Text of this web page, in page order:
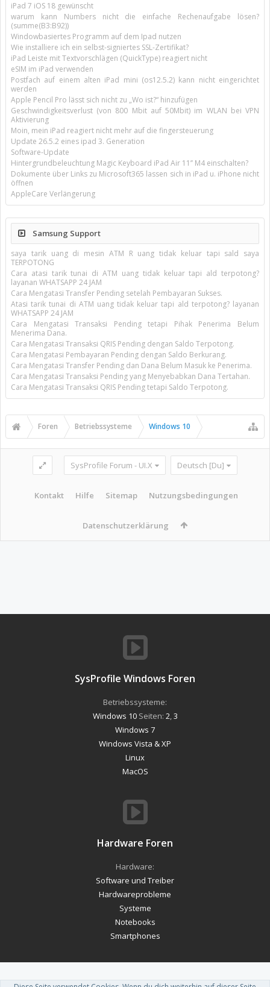
iPad 7 iOS 18 gewünscht
warum kann Numbers nicht die einfache Rechenaufgabe lösen?
(summe(B3:B92))
Windowbasiertes Programm auf dem Ipad nutzen
Wie installiere ich ein selbst-signiertes SSL-Zertifikat?
iPad Leiste mit Textvorschlägen (QuickType) reagiert nicht
eSIM im iPad verwenden
Postfach auf einem alten iPad mini (os12.5.2) kann nicht eingerichtet
werden
Apple Pencil Pro lässt sich nicht zu „Wo ist?“ hinzufügen
Geschwindigkeitsverlust (von 800 Mbit auf 50Mbit) im WLAN bei VPN
Aktivierung
Moin, mein iPad reagiert nicht mehr auf die fingersteuerung
Update 26.5.2 eines ipad 3. Generation
Software-Update
Hintergrundbeleuchtung Magic Keyboard iPad Air 11’’ M4 einschalten?
Dokumente über Links zu Microsoft365 lassen sich in iPad u. iPhone nicht
öffnen
AppleCare Verlängerung
Samsung Support
saya tarik uang di mesin ATM R uang tidak keluar tapi sald saya
TERPOTONG
Cara atasi tarik tunai di ATM uang tidak keluar tapi ald terpotong?
layanan WHATSAPP 24 JAM
Cara Mengatasi Transfer Pending setelah Pembayaran Sukses.
Atasi tarik tunai di ATM uang tidak keluar tapi ald terpotong? layanan
WHATSAPP 24 JAM
Cara Mengatasi Transaksi Pending tetapi Pihak Penerima Belum
Menerima Dana.
Cara Mengatasi Transaksi QRIS Pending dengan Saldo Terpotong.
Cara Mengatasi Pembayaran Pending dengan Saldo Berkurang.
Cara Mengatasi Transfer Pending dan Dana Belum Masuk ke Penerima.
Cara Mengatasi Transaksi Pending yang Menyebabkan Dana Tertahan.
Cara Mengatasi Transaksi QRIS Pending tetapi Saldo Terpotong.
Foren Betriebssysteme Windows 10
SysProfile Forum - UI.X Deutsch [Du]
Kontakt Hilfe Sitemap Nutzungsbedingungen
Datenschutzerklärung
SysProfile Windows Foren
Betriebssysteme:
Windows 10Seiten: 2,3
Windows 7
Windows Vista & XP
Linux
MacOS
Hardware Foren
Hardware:
Software und Treiber
Hardwareprobleme
Systeme
Notebooks
Smartphones